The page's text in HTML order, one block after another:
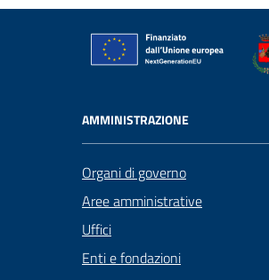
AMMINISTRAZIONE
Organi di governo
Aree amministrative
Uffici
Enti e fondazioni